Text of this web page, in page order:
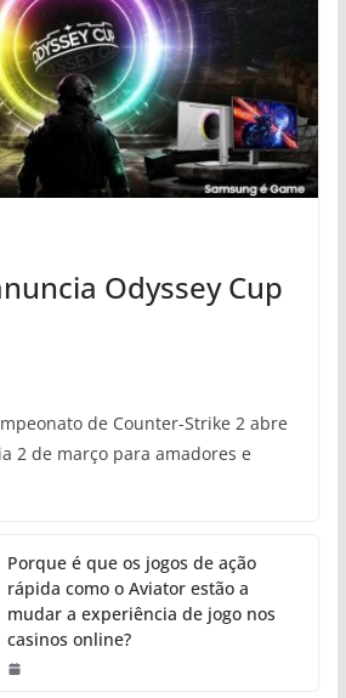
Odyssey Cup
de Counter-Strike 2 abre
2 de março para amadores e
Porque é que os jogos de ação
rápida como o Aviator estão a
mudar a experiência de jogo nos
casinos online?